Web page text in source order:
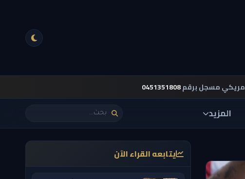
مسجل برقم0451351808
المزيد
يتابعه القراء الآن